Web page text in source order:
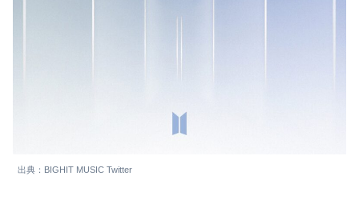
出典：BIGHIT MUSIC Twitter